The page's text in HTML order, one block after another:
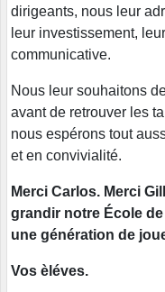
dirigeants, nous leur
leur investissement,
communicative.
Nous leur souhaitons
avant de retrouver les
nous espérons tout
et en convivialité.
Merci Carlos. Merci
grandir notre École
une génération de
Vos èléves.